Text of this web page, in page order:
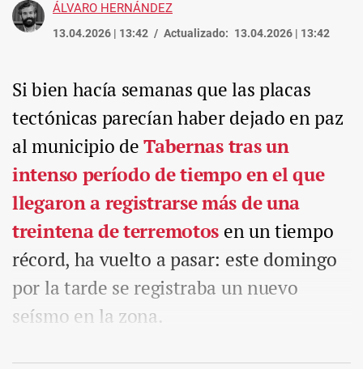
ÁLVARO HERNÁNDEZ
13.04.2026 | 13:42 Actualizado: 13.04.2026 | 13:42
Si bien hacía semanas que las placas
tectónicas parecían haber dejado en paz
al municipio deTabernas tras un
intenso período de tiempo en el que
llegaron a registrarse más de una
treintena de terremotos en un tiempo
récord, ha vuelto a pasar: este domingo
por la tarde se registraba un nuevo
seísmo en la zona.